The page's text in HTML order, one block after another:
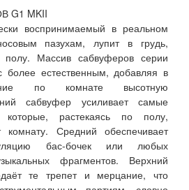
G1 MKII
воспринимаемый в реальном
пазухам, лупит в грудь,
полу. Массив сабвуферов серии
более естественным, добавляя в
по комнате высотную
сабвуфер усиливает самые
которые, растекаясь по полу,
комнату. Средний обеспечивает
бас-бочек или любых
фрагментов. Верхний
те трепет и мерцание, что